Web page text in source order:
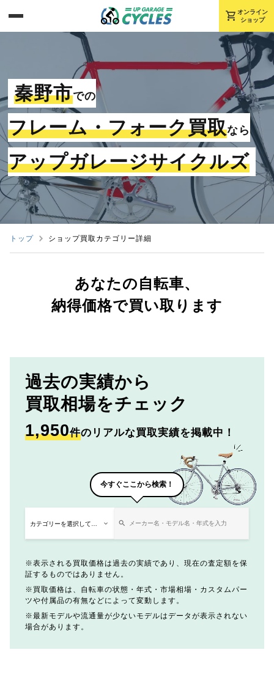
shopping_cart オンライン
ショップ
秦野市での
フレーム・フォーク買取なら
アップガレージサイクルズ
トップ ショップ買取カテゴリー詳細
あなたの自転車、
納得価格で買い取ります
過去の実績から
買取相場をチェック
1,950件のリアルな買取実績を掲載中！
今すぐここから検索！
表示される買取価格は過去の実績であり、現在の査定額を保
証するものではありません。
買取価格は、自転車の状態・年式・市場相場・カスタムパー
ツや付属品の有無などによって変動します。
最新モデルや流通量が少ないモデルはデータが表示されない
場合があります。